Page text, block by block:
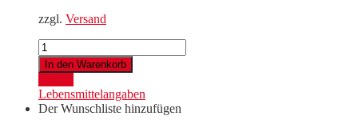
zzgl. Versand
Blaufränkisch
M56
Ried
Marienthal
2021
In den Warenkorb
Lebensmittelangaben
Der Wunschliste hinzufügen